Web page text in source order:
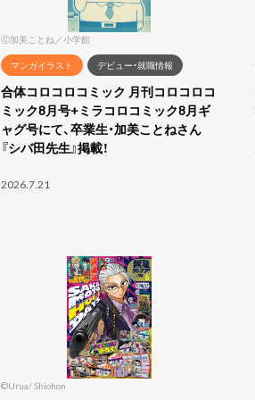
Ⓒ加美ことね／小学館
マンガイラスト
デビュー・就職情報
合体コロコロコミック 月刊コロコロコ
ミック8月号+ミラコロコミック8月ギ
ャグ号にて、卒業生・加美ことねさん
『シバ田先生』掲載！
2026.7.21
©Urua/ Shiohon